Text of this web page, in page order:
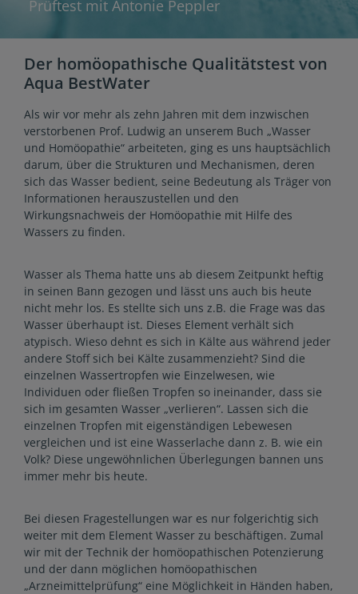
Prüftest mit Antonie Peppler
Der homöopathische Qualitätstest von
Aqua BestWater
Als wir vor mehr als zehn Jahren mit dem inzwischen
verstorbenen Prof. Ludwig an unserem Buch „Wasser
und Homöopathie“ arbeiteten, ging es uns hauptsächlich
darum, über die Strukturen und Mechanismen, deren
sich das Wasser bedient, seine Bedeutung als Träger von
Informationen herauszustellen und den
Wirkungsnachweis der Homöopathie mit Hilfe des
Wassers zu finden.
Wasser als Thema hatte uns ab diesem Zeitpunkt heftig
in seinen Bann gezogen und lässt uns auch bis heute
nicht mehr los. Es stellte sich uns z.B. die Frage was das
Wasser überhaupt ist. Dieses Element verhält sich
atypisch. Wieso dehnt es sich in Kälte aus während jeder
andere Stoff sich bei Kälte zusammenzieht? Sind die
einzelnen Wassertropfen wie Einzelwesen, wie
Individuen oder fließen Tropfen so ineinander, dass sie
sich im gesamten Wasser „verlieren“. Lassen sich die
einzelnen Tropfen mit eigenständigen Lebewesen
vergleichen und ist eine Wasserlache dann z. B. wie ein
Volk? Diese ungewöhnlichen Überlegungen bannen uns
immer mehr bis heute.
Bei diesen Fragestellungen war es nur folgerichtig sich
weiter mit dem Element Wasser zu beschäftigen. Zumal
wir mit der Technik der homöopathischen Potenzierung
und der dann möglichen homöopathischen
„Arzneimittelprüfung“ eine Möglichkeit in Händen haben,